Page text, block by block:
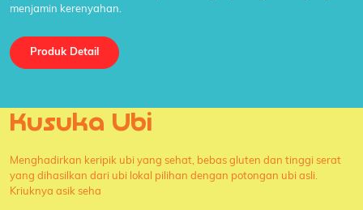
menjamin kerenyahan.
Produk Detail
Kusuka Ubi
Menghadirkan keripik ubi yang sehat, bebas gluten dan tinggi serat
yang dihasilkan dari ubi lokal pilihan dengan potongan ubi asli.
Kriuknya asik seha